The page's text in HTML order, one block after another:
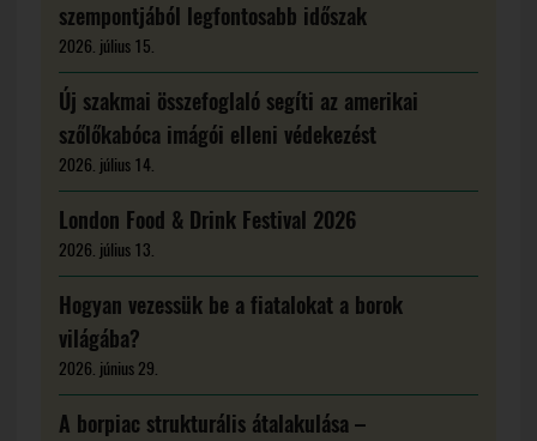
szempontjából legfontosabb időszak
2026. július 15.
Új szakmai összefoglaló segíti az amerikai
szőlőkabóca imágói elleni védekezést
2026. július 14.
London Food & Drink Festival 2026
2026. július 13.
Hogyan vezessük be a fiatalokat a borok
világába?
2026. június 29.
A borpiac strukturális átalakulása –